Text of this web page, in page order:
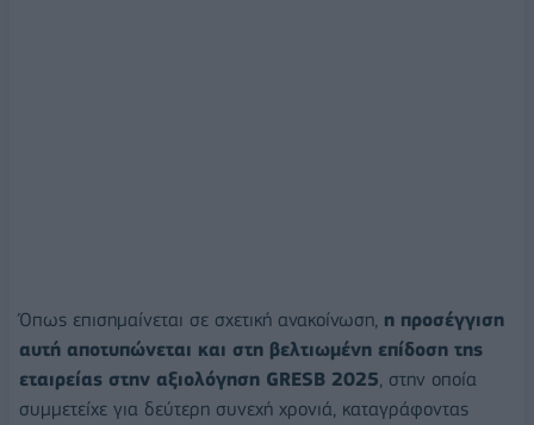
Όπως επισημαίνεται σε σχετική ανακοίνωση, η προσέγγιση
αυτή αποτυπώνεται και στη βελτιωμένη επίδοση της
εταιρείας στην αξιολόγηση GRESB 2025 , στην οποία
συμμετείχε για δεύτερη συνεχή χρονιά, καταγράφοντας